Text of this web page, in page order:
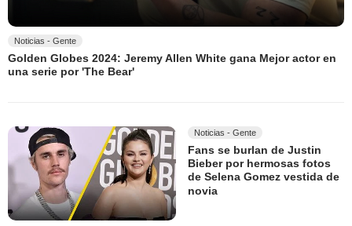
Noticias - Gente
Golden Globes 2024: Jeremy Allen White gana Mejor actor en
una serie por 'The Bear'
Noticias - Gente
Fans se burlan de Justin
Bieber por hermosas fotos
de Selena Gomez vestida de
novia